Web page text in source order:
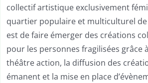
collectif artistique exclusivement
quartier populaire et multiculturel de
est de faire émerger des créations
pour les personnes fragilisées grâce
théâtre action, la diffusion des
émanent et la mise en place